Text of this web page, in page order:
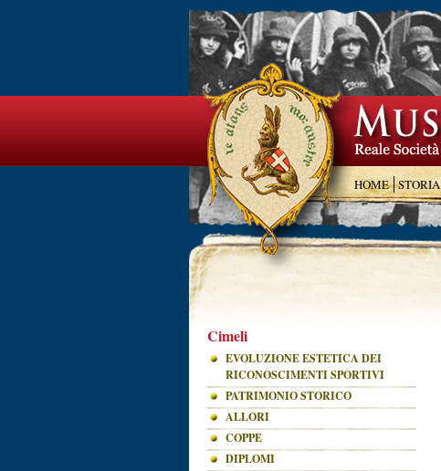
HOME STORIA
Cimeli
EVOLUZIONE ESTETICA DEI
RICONOSCIMENTI SPORTIVI
PATRIMONIO STORICO
ALLORI
COPPE
DIPLOMI